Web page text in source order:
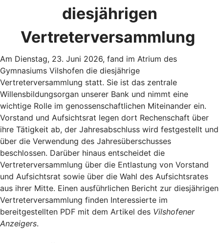
diesjährigen
Vertreterversammlung
Am Dienstag, 23. Juni 2026, fand im Atrium des
Gymnasiums Vilshofen die diesjährige
Vertreterversammlung statt. Sie ist das zentrale
Willensbildungsorgan unserer Bank und nimmt eine
wichtige Rolle im genossenschaftlichen Miteinander ein.
Vorstand und Aufsichtsrat legen dort Rechenschaft über
ihre Tätigkeit ab, der Jahresabschluss wird festgestellt und
über die Verwendung des Jahresüberschusses
beschlossen. Darüber hinaus entscheidet die
Vertreterversammlung über die Entlastung von Vorstand
und Aufsichtsrat sowie über die Wahl des Aufsichtsrates
aus ihrer Mitte. Einen ausführlichen Bericht zur diesjährigen
Vertreterversammlung finden Interessierte im
bereitgestellten PDF mit dem Artikel des Vilshofener
Anzeigers.